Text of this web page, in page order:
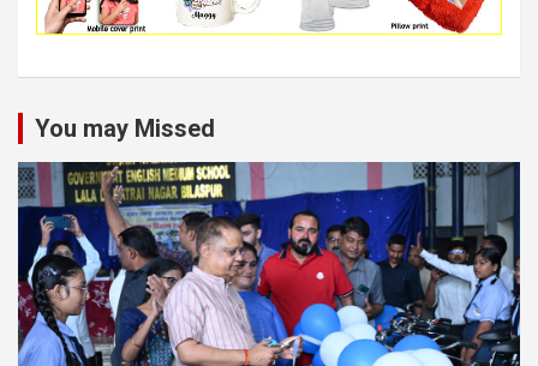
You may Missed